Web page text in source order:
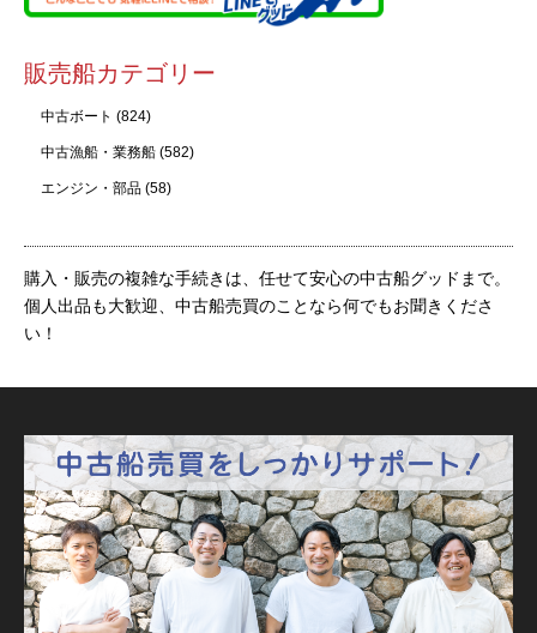
販売船カテゴリー
中古ボート (824)
中古漁船・業務船 (582)
エンジン・部品 (58)
購入・販売の複雑な手続きは、任せて安心の中古船グッドまで。
個人出品も大歓迎、中古船売買のことなら何でもお聞きくださ
い！